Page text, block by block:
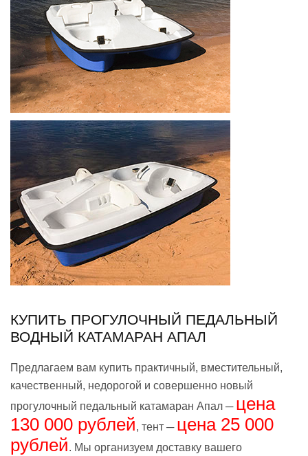
КУПИТЬ ПРОГУЛОЧНЫЙ ПЕДАЛЬНЫЙ
ВОДНЫЙ КАТАМАРАН АПАЛ
Предлагаем вам купить практичный, вместительный,
качественный, недорогой и совершенно новый
прогулочный педальный катамаран Апал ─ цена
130 000 рублей, тент ─ цена 25 000
рублей. Мы организуем доставку вашего